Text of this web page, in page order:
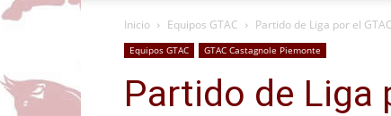
Inicio Equipos GTAC Partido de Liga por el
Equipos GTAC GTAC Castagnole Piemonte
Partido de Liga